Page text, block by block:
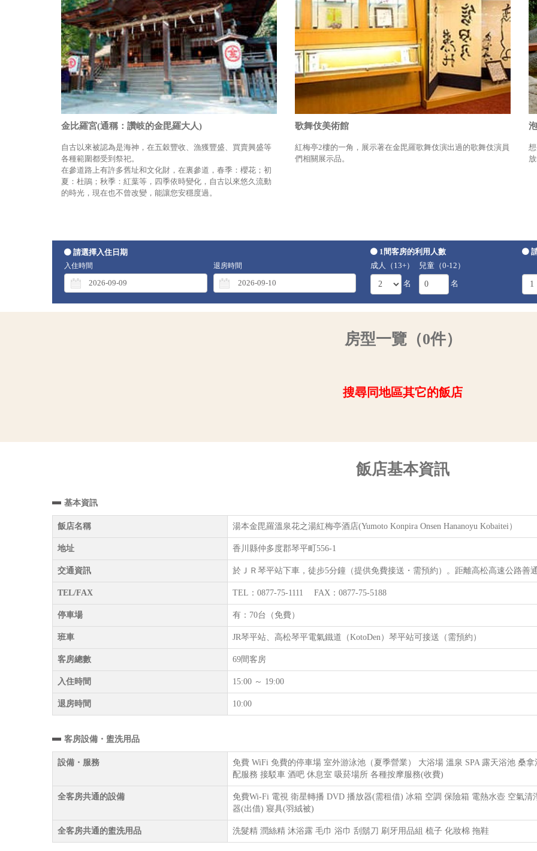
金比羅宮(通稱：讚岐的金毘羅大人)
自古以來被認為是海神，在五穀豐收、漁獲豐盛、買賣興盛等
各種範圍都受到祭祀。
在參道路上有許多舊址和文化財，在裏參道，春季：櫻花；初
夏：杜鵑；秋季：紅葉等，四季依時變化，自古以來悠久流動
的時光，現在也不曾改變，能讓您安穩度過。
歌舞伎美術館
紅梅亭2樓的一角，展示著在金毘羅歌舞伎演出過的歌舞伎演員
們相關展示品。
請選擇入住日期
入住時間 退房時間
1間客房的利用人數
成人（13+）
名
兒童（0-12）
名
房型一覽（0件）
搜尋同地區其它的飯店
飯店基本資訊
基本資訊
飯店名稱 湯本金毘羅溫泉花之湯紅梅亭酒​​店(Yumoto Konpira Onsen Hananoyu Kobaitei）
地址 香川縣仲多度郡琴平町556-1
交通資訊 於ＪＲ琴平站下車，徒步5分鐘（提供免費接送・需預約）。距離高松高速公路善
TEL/FAX TEL：0877-75-1111 FAX：0877-75-5188
停車場 有：70台（免費）
班車 JR琴平站、高松琴平電氣鐵道（KotoDen）琴平站可接送（需預約）
客房總數 69間客房
入住時間 15:00 ～ 19:00
退房時間 10:00
客房設備・盥洗用品
設備・服務
免費 WiFi 免費的停車場 室外游泳池（夏季營業） 大浴場 溫泉 SPA 露天浴池 桑
配服務 接駁車 酒吧 休息室 吸菸場所 各種按摩服務(收費)
全客房共通的設備
免費Wi-Fi 電視 衛星轉播 DVD 播放器(需租借) 冰箱 空調 保險箱 電熱水壺 空氣
器(出借) 寢具(羽絨被)
全客房共通的盥洗用品 洗髮精 潤絲精 沐浴露 毛巾 浴巾 刮鬍刀 刷牙用品組 梳子 化妝棉 拖鞋